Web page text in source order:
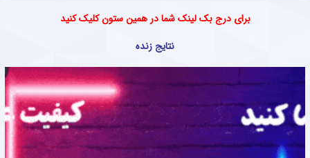
علی تاجرنیا رئیس هیئت مدیره استقلال گفت : ه این تیم، کادر فنی، بازیکنان و
اخبار درخواست نجومی آقای ستاره از مدیران استقلال خبرساز شد
آنتونیو آدان حدود ۲۰۰ هزار دلار از باشگاه استقلال طلب دارد. او برای ادامه همکاری حاضر شد نیمی از آن را ببخشد اما او برای قرارداد فصل جدید، مبلغی در حدود ۶۰۰ هزار دلار طلب کرد.
اخبار تکلیف شماره ۱۰ استقلال در فصل جدید روشن شد + جزئیات
پیراهن شماره ۱۰ استقلال به ماشاریپوف رسید.